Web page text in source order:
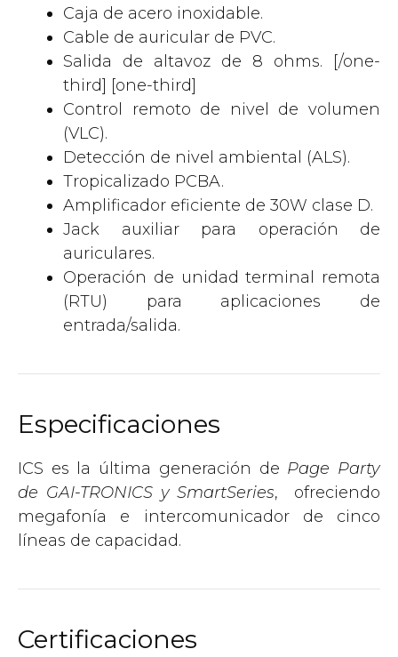
Caja de acero inoxidable.
Cable de auricular de PVC.
Salida de altavoz de 8 ohms. [/one-
third] [one-third]
Control remoto de nivel de volumen
(VLC).
Detección de nivel ambiental (ALS).
Tropicalizado PCBA.
Amplificador eficiente de 30W clase D.
Jack auxiliar para operación de
auriculares.
Operación de unidad terminal remota
(RTU) para aplicaciones de
entrada/salida.
Especificaciones
ICS es la última generación de Page Party
de GAI-TRONICS y SmartSeries, ofreciendo
megafonía e intercomunicador de cinco
líneas de capacidad.
Certificaciones